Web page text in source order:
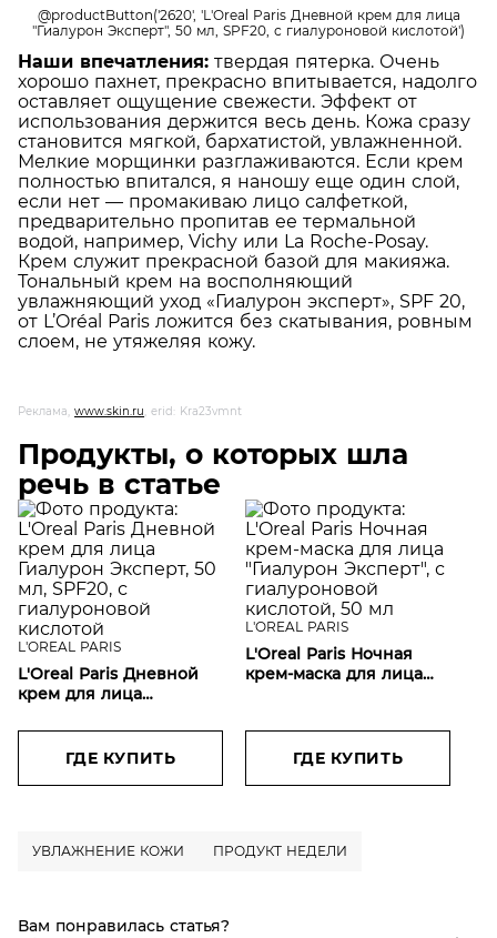
@productButton('2620', 'L'Oreal Paris Дневной крем для лица
"Гиалурон Эксперт", 50 мл, SPF20, с гиалуроновой кислотой')
Наши впечатления: твердая пятерка. Очень
хорошо пахнет, прекрасно впитывается, надолго
оставляет ощущение свежести. Эффект от
использования держится весь день. Кожа сразу
становится мягкой, бархатистой, увлажненной.
Мелкие морщинки разглаживаются. Если крем
полностью впитался, я наношу еще один слой,
если нет — промакиваю лицо салфеткой,
предварительно пропитав ее термальной
водой, например, Vichy или La Roche-Posay.
Крем служит прекрасной базой для макияжа.
Тональный крем на восполняющий
увлажняющий уход «Гиалурон эксперт», SPF 20,
от L’Oréal Paris ложится без скатывания, ровным
слоем, не утяжеляя кожу.
Реклама, www.skin.ru, erid: Kra23vmnt
Продукты, о которых шла
речь в статье
L'OREAL PARIS
L'Oreal Paris Дневной
крем для лица
мл, SPF20, с
гиалуроновой кислотой
ГДЕ КУПИТЬ
L'OREAL PARIS
L'Oreal Paris Ночная
крем-маска для лица
кислотой, 50 мл
ГДЕ КУПИТЬ
УВЛАЖНЕНИЕ КОЖИ ПРОДУКТ НЕДЕЛИ
Вам понравилась статья?